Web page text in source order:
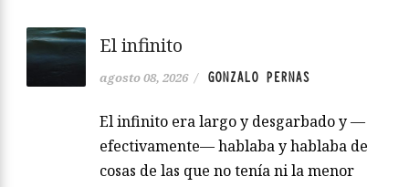
El infinito
agosto 08, 2026 / GONZALO PERNAS
El infinito era largo y desgarbado y —
efectivamente— hablaba y hablaba de
cosas de las que no tenía ni la menor